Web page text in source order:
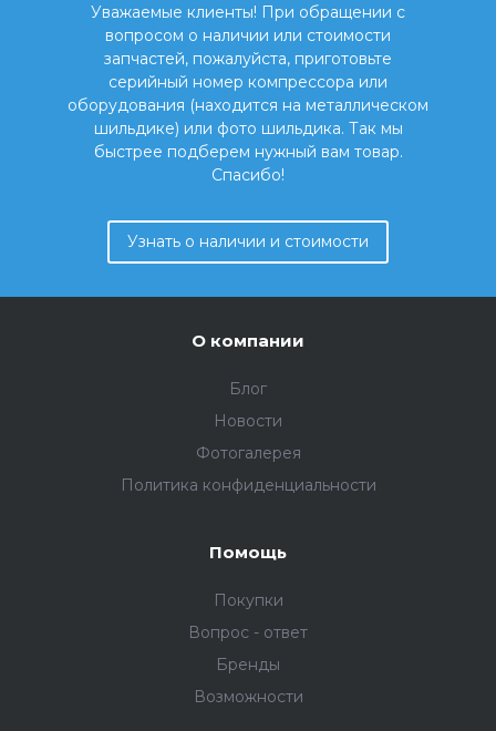
Уважаемые клиенты! При обращении с
вопросом о наличии или стоимости
запчастей, пожалуйста, приготовьте
серийный номер компрессора или
оборудования (находится на металлическом
шильдике) или фото шильдика. Так мы
быстрее подберем нужный вам товар.
Спасибо!
Узнать о наличии и стоимости
О компании
Блог
Новости
Фотогалерея
Политика конфиденциальности
Помощь
Покупки
Вопрос - ответ
Бренды
Возможности